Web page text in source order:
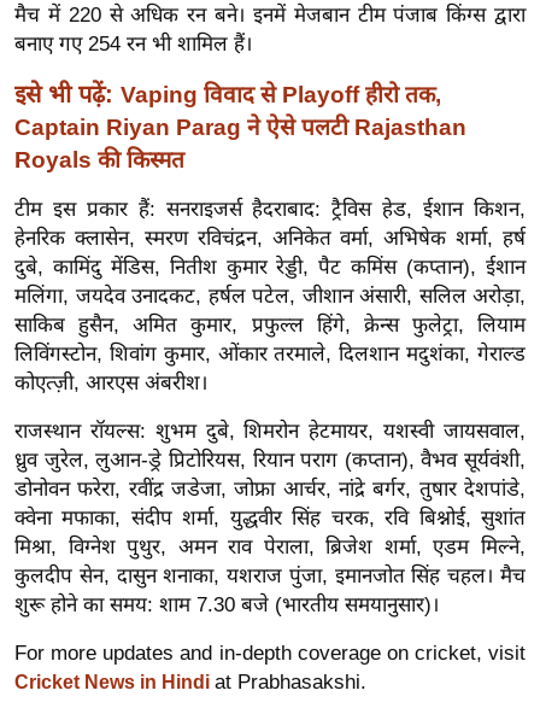
हॉ
ली
वु
ड
फि
ल्म
स
मी
क्षा
B
r
e
k
i
n
g
N
e
w
s
ला
मैच में 220 से अधिक रन बने। इनमें मेजबान टीम पंजाब किंग्स द्वारा
बनाए गए 254 रन भी शामिल हैं।
इसे भी पढ़ें: Vaping विवाद से Playoff हीरो तक,
Captain Riyan Parag ने ऐसे पलटी Rajasthan
Royals की किस्मत
टीम इस प्रकार हैं: सनराइजर्स हैदराबाद: ट्रैविस हेड, ईशान किशन,
हेनरिक क्लासेन, स्मरण रविचंद्रन, अनिकेत वर्मा, अभिषेक शर्मा, हर्ष
दुबे, कामिंदु मेंडिस, नितीश कुमार रेड्डी, पैट कमिंस (कप्तान), ईशान
मलिंगा, जयदेव उनादकट, हर्षल पटेल, जीशान अंसारी, सलिल अरोड़ा,
साकिब हुसैन, अमित कुमार, प्रफुल्ल हिंगे, क्रेन्स फुलेट्रा, लियाम
लिविंगस्टोन, शिवांग कुमार, ओंकार तरमाले, दिलशान मदुशंका, गेराल्ड
कोएत्ज़ी, आरएस अंबरीश।
राजस्थान रॉयल्स: शुभम दुबे, शिमरोन हेटमायर, यशस्वी जायसवाल,
ध्रुव जुरेल, लुआन-ड्रे प्रिटोरियस, रियान पराग (कप्तान), वैभव सूर्यवंशी,
डोनोवन फरेरा, रवींद्र जडेजा, जोफ्रा आर्चर, नांद्रे बर्गर, तुषार देशपांडे,
क्वेना मफाका, संदीप शर्मा, युद्धवीर सिंह चरक, रवि बिश्नोई, सुशांत
मिश्रा, विग्नेश पुथुर, अमन राव पेराला, ब्रिजेश शर्मा, एडम मिल्ने,
कुलदीप सेन, दासुन शनाका, यशराज पुंजा, इमानजोत सिंह चहल। मैच
शुरू होने का समय: शाम 7.30 बजे (भारतीय समयानुसार)।
For more updates and in-depth coverage on cricket, visit
Cricket News in Hindi at Prabhasakshi.